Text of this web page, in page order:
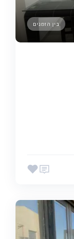
בין הזמנים